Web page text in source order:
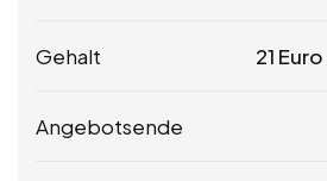
Gehalt 21 Euro
Angebotsende